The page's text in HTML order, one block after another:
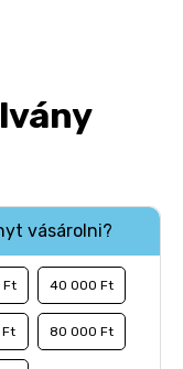
vásárolni?
Ft 40 000 Ft
Ft 80 000 Ft